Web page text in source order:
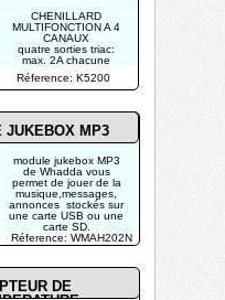
Réference: WMAH202N
Réference: K5200
JUKEBOX MP3
DE
CHENILLARD
MULTIFONCTION A 4
CANAUX
quatre sorties triac:
max. 2A chacune
(400W à 220V )
vitesse de
chenillement: réglable
vitesse fixe en mode
synchrone
module jukebox MP3
de Whadda vous
permet de jouer de la
musique,messages,
annonces stockés sur
une carte USB ou une
carte SD.